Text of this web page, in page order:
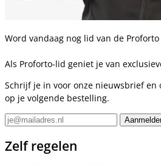
Word vandaag nog lid van de
Als Proforto-lid geniet je van
Schrijf je in voor onze nieuwsbrief en
op je volgende bestelling.
Zelf regelen